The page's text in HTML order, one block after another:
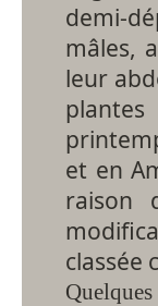
demi-
mâles,
leur
et en
raison
classée